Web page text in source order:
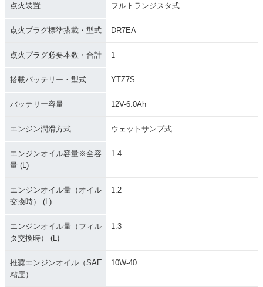
点火装置 フルトランジスタ式
点火プラグ標準搭載・型式 DR7EA
点火プラグ必要本数・合計 1
搭載バッテリー・型式 YTZ7S
バッテリー容量 12V-6.0Ah
エンジン潤滑方式 ウェットサンプ式
エンジンオイル容量※全容
量 (L)
1.4
エンジンオイル量（オイル
交換時） (L)
1.2
エンジンオイル量（フィル
タ交換時） (L)
1.3
推奨エンジンオイル（SAE
粘度）
10W-40